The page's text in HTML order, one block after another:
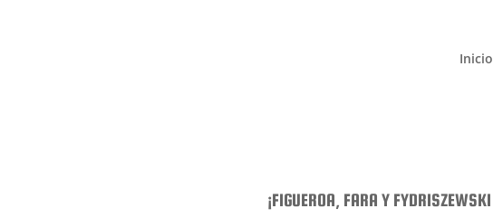
Inicio
¡FIGUEROA, FARA Y